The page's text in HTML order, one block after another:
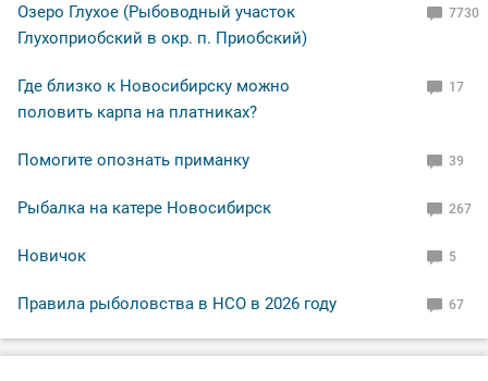
Озеро Глухое (Рыбоводный участок
Глухоприобский в окр. п. Приобский)
7730
Где близко к Новосибирску можно
половить карпа на платниках?
17
Помогите опознать приманку 39
Рыбалка на катере Новосибирск 267
Новичок 5
Правила рыболовства в НСО в 2026 году 67